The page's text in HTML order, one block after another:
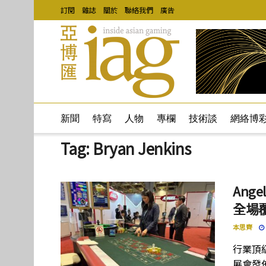
訂閱 雜誌 關於 聯絡我們 廣告
新聞 特寫 人物 專欄 技術談 網絡博
Tag: Bryan Jenkins
全場
本思齊
行業頂